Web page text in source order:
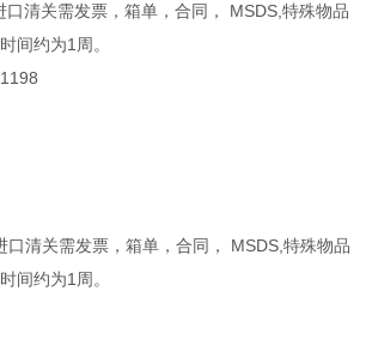
清关需发票，箱单，合同， MSDS,特殊物品
间约为1周。
口清关需发票，箱单，合同， MSDS,特殊物品
间约为1周。